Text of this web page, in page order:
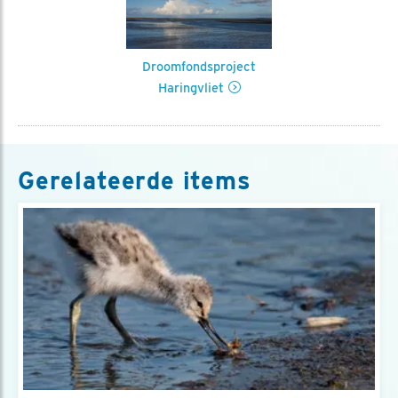
Droomfondsproject
Haringvliet
Gerelateerde items